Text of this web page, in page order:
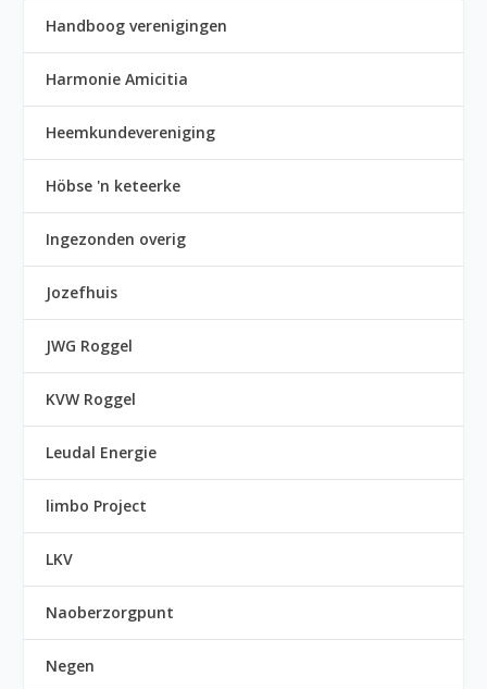
Handboog verenigingen
Harmonie Amicitia
Heemkundevereniging
Höbse 'n keteerke
Ingezonden overig
Jozefhuis
JWG Roggel
KVW Roggel
Leudal Energie
limbo Project
LKV
Naoberzorgpunt
Negen